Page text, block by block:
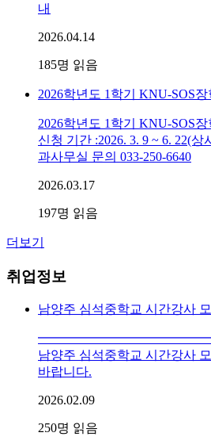
내
2026.04.14
185명 읽음
2026학년도 1학기 KNU-SOS
2026학년도 1학기 KNU-SOS
신청 기간 :2026. 3. 9 ~ 6. 22(
과사무실 문의 033-250-6640
2026.03.17
197명 읽음
더보기
취업정보
남양주 심석중학교 시간강사
남양주 심석중학교 시간강사
바랍니다.
2026.02.09
250명 읽음